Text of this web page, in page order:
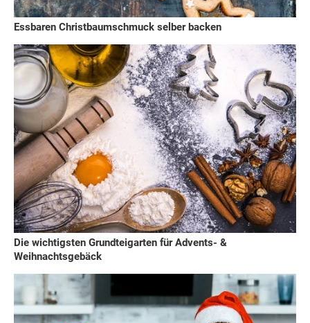
Essbaren Christbaumschmuck selber backen
Die wichtigsten Grundteigarten für Advents- &
Weihnachtsgebäck